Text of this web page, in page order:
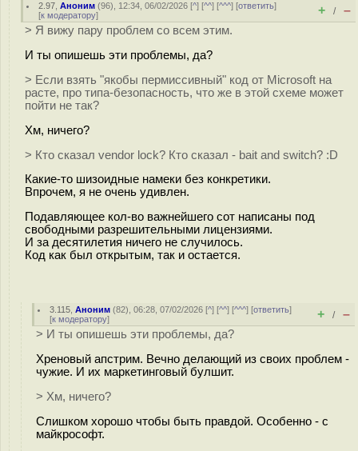
2.97 ,Аноним (96), 12:34, 06/02/2026 [^] [^^] [^^^] [ответить]
[к модератору] + / –
> Я вижу пару проблем со всем этим.
И ты опишешь эти проблемы, да?
> Если взять "якобы пермиссивный" код от Microsoft на
расте, про типа-безопасность, что же в этой схеме может
пойти не так?
Хм, ничего?
> Кто сказал vendor lock? Кто сказал - bait and switch? :D
Какие-то шизоидные намеки без конкретики.
Впрочем, я не очень удивлен.
Подавляющее кол-во важнейшего сот написаны под
свободными разрешительными лицензиями.
И за десятилетия ничего не случилось.
Код как был открытым, так и остается.
3.115 ,Аноним (82), 06:28, 07/02/2026 [^] [^^] [^^^] [ответить]
[к модератору] + / –
> И ты опишешь эти проблемы, да?
Хреновый апстрим. Вечно делающий из своих проблем -
чужие. И их маркетинговый булшит.
> Хм, ничего?
Слишком хорошо чтобы быть правдой. Особенно - с
майкрософт.